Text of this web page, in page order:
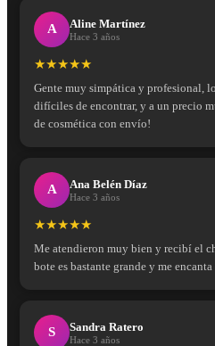
A Aline Martínez
Hace 3 años
★★★★★
Gente muy simpática y profesional,
difíciles de encontrar, y a un precio
de cosmética con envío!
A Ana Belén Díaz
Hace 3 años
★★★★★
Me atendieron muy bien y recibí el
bote es bastante grande y me
S Sandra Ratero
Hace 3 años